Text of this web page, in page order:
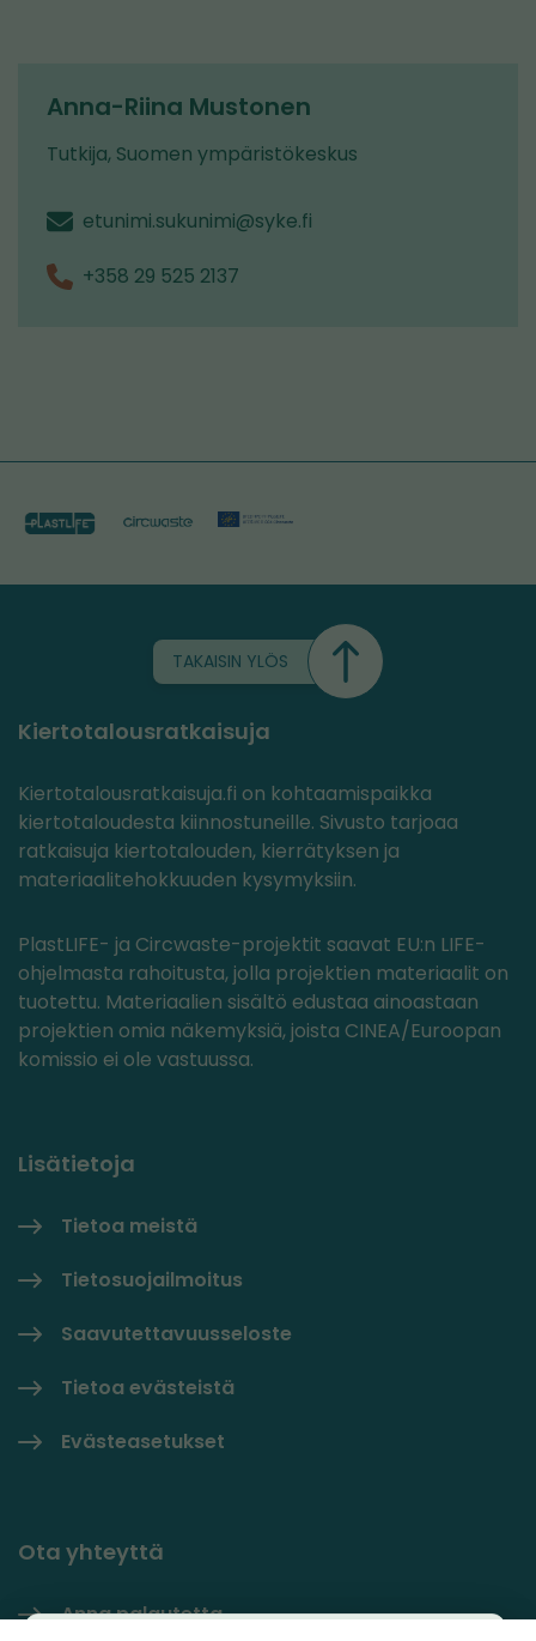
Anna-Riina Mustonen
Tutkija, Suomen ympäristökeskus
etunimi.sukunimi@syke.fi
+358 29 525 2137
TAKAISIN YLÖS
Kiertotalousratkaisuja
Kiertotalousratkaisuja.fi on kohtaamispaikka
kiertotaloudesta kiinnostuneille. Sivusto tarjoaa
ratkaisuja kiertotalouden, kierrätyksen ja
materiaalitehokkuuden kysymyksiin.
PlastLIFE- ja Circwaste-projektit saavat EU:n LIFE-
ohjelmasta rahoitusta, jolla projektien materiaalit on
tuotettu. Materiaalien sisältö edustaa ainoastaan
projektien omia näkemyksiä, joista CINEA/Euroopan
komissio ei ole vastuussa.
Lisätietoja
Tietoa meistä
Tietosuojailmoitus
Saavutettavuusseloste
Tietoa evästeistä
Evästeasetukset
Ota yhteyttä
Anna palautetta